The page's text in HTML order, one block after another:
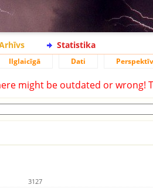
Statistika
Ilglaicīgā Dati
might be outdated or wrong!
3127